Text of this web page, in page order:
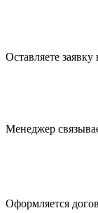
Оставляете заявку
Менеджер
Оформляется